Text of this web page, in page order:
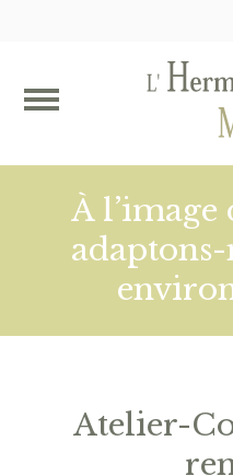
À l’image
Atelier-